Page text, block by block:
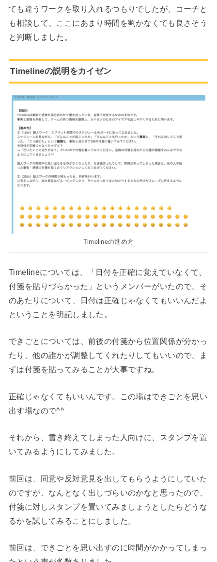
ても違うワークを取り入れるつもりでしたが、コーチと
も相談して、ここにあまり時間を割かなくても良さそう
と判断しました。
Timelineの説明をカイゼン
Timelineの進め方
Timelineについては、「日付を正確に覚えていなくて、
付箋を貼りづらかった」というメンバーがいたので、そ
のあたりについて、日付は正確じゃなくてもいいんだよ
ということを明記しました。
できごとについては、前後の付箋から位置関係が分かっ
たり、他の誰かが調整してくれたりしてもいいので、ま
ずは付箋を貼ってみることが大事ですね。
正確じゃなくてもいいんです。この場はできごとを思い
出す場なので^^
それから、書き終えてしまった人向けに、スタンプを置
いてみるようにしてみました。
前回は、同意や反対意見を出してもらうようにしていた
のですが、なんとなく出しづらいのかなと思ったので、
付箋に対しスタンプを置いてみましょうとしたらどうな
るかを試してみることにしました。
前回は、できごとを思い出すのに時間がかかってしまっ